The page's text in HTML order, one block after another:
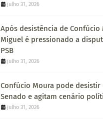
julho 31, 2026
Após desistência de Confúcio
Miguel é pressionado a
PSB
julho 31, 2026
Confúcio Moura pode desistir
Senado e agitam cenário
julho 31, 2026